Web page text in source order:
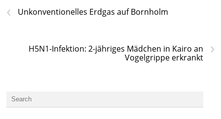
‹ Unkonventionelles Erdgas auf Bornholm
›
H5N1-Infektion: 2-jähriges Mädchen in Kairo an
Vogelgrippe erkrankt